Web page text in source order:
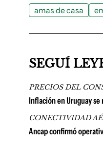
amas de casa
SEGUÍ
PRECIOS DEL
Inflación en Uruguay
CONECTIVIDAD
Ancap confirmó